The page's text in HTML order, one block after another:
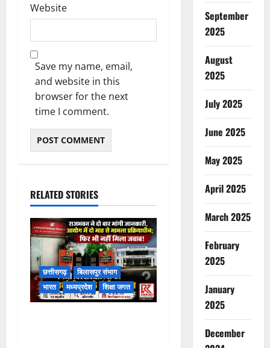
Website
Save my name, email,
and website in this
browser for the next
time I comment.
RELATED STORIES
छत्तीसगढ़
बिलासपुर संभाग
भारत
मध्यप्रदेश शिक्षा जगत
September
2025
August
2025
July 2025
June 2025
May 2025
April 2025
March 2025
February
2025
January
2025
December